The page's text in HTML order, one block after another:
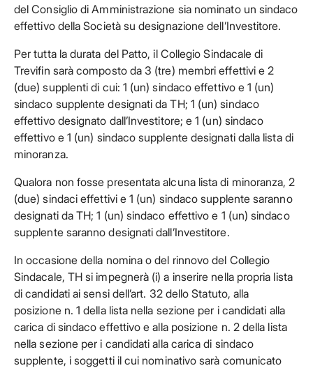
del Consiglio di Amministrazione sia nominato un sindaco
effettivo della Società su designazione dell’Investitore.
Per tutta la durata del Patto, il Collegio Sindacale di
Trevifin sarà composto da 3 (tre) membri effettivi e 2
(due) supplenti di cui: 1 (un) sindaco effettivo e 1 (un)
sindaco supplente designati da TH; 1 (un) sindaco
effettivo designato dall’Investitore; e 1 (un) sindaco
effettivo e 1 (un) sindaco supplente designati dalla lista di
minoranza.
Qualora non fosse presentata alcuna lista di minoranza, 2
(due) sindaci effettivi e 1 (un) sindaco supplente saranno
designati da TH; 1 (un) sindaco effettivo e 1 (un) sindaco
supplente saranno designati dall’Investitore.
In occasione della nomina o del rinnovo del Collegio
Sindacale, TH si impegnerà (i) a inserire nella propria lista
di candidati ai sensi dell’art. 32 dello Statuto, alla
posizione n. 1 della lista nella sezione per i candidati alla
carica di sindaco effettivo e alla posizione n. 2 della lista
nella sezione per i candidati alla carica di sindaco
supplente, i soggetti il cui nominativo sarà comunicato